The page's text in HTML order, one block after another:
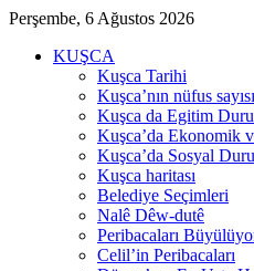
Perşembe, 6 Ağustos 2026
KUŞCA
Kuşca Tarihi
Kuşca’nın nüfus sayısı
Kuşca da Egitim
Kuşca’da Ekonomik
Kuşca’da Sosyal
Kuşca haritası
Belediye Seçimleri
Nalê Dêw-dutê
Peribacaları
Celil’in Peribacaları